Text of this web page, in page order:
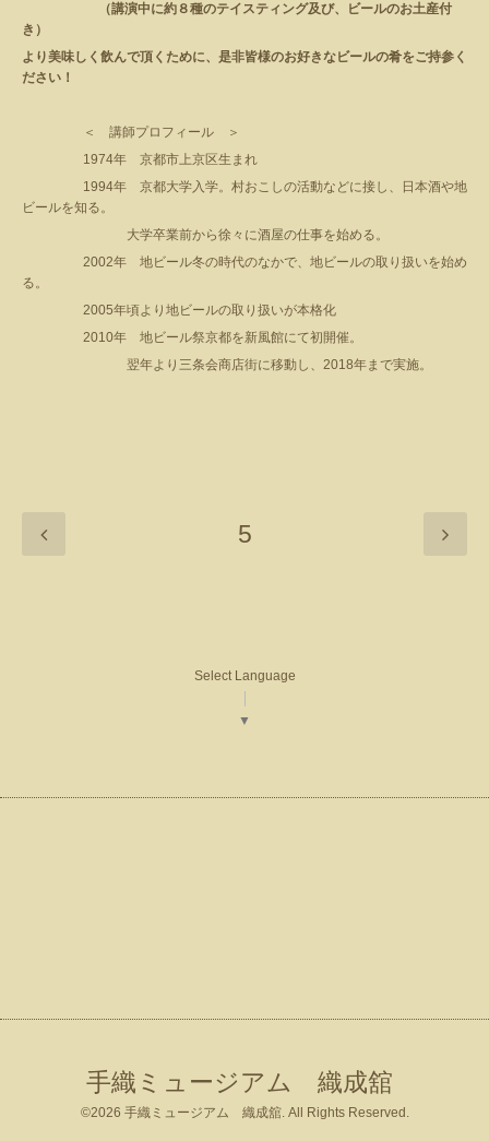
（講演中に約８種のテイスティング及び、ビールのお土産付
き）
より美味しく飲んで頂くために、是非皆様のお好きなビールの肴をご持参く
ださい！
＜ 講師プロフィール ＞
1974年 京都市上京区生まれ
1994年 京都大学入学。村おこしの活動などに接し、日本酒や地
ビールを知る。
大学卒業前から徐々に酒屋の仕事を始める。
2002年 地ビール冬の時代のなかで、地ビールの取り扱いを始め
る。
2005年頃より地ビールの取り扱いが本格化
2010年 地ビール祭京都を新風館にて初開催。
翌年より三条会商店街に移動し、 2018年まで実施。
5
Select Language
▼
手織ミュージアム 織成舘
©2026 手織ミュージアム 織成舘. All Rights Reserved.